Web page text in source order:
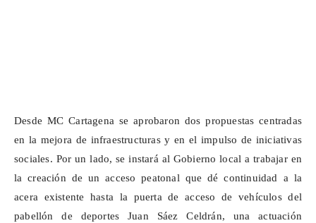
Desde MC Cartagena se aprobaron dos propuestas centradas
en la mejora de infraestructuras y en el impulso de iniciativas
sociales. Por un lado, se instará al Gobierno local a trabajar en
la creación de un acceso peatonal que dé continuidad a la
acera existente hasta la puerta de acceso de vehículos del
pabellón de deportes Juan Sáez Celdrán, una actuación